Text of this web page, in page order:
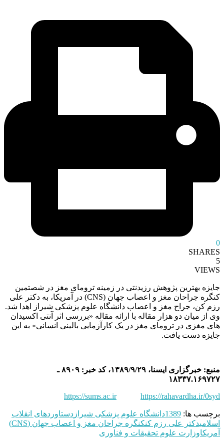
0
SHARES
5
VIEWS
جایزه بهترین پژوهش رزیدنتی در زمینه ترومای مغز در شصتمین
کنگره جراحان مغز و اعصاب جهان (CNS) در آمریکا، به دکتر علی
رزم کن، جراح مغز و اعصاب دانشگاه علوم پزشکی شیراز اهدا شد.
وی از میان دو هزار مقاله با ارائه مقاله «بررسی اثر آنتی اکسیدان
های مغزی در ترومای مغز در یک کارآزمایی بالینی انسانی» به این
جایزه دست یافت.
منبع: خبرگزاری ایسنا، ۱۳۸۹/۹/۲۹، کد خبر: ۸۹۰۹ ـ
۱۸۳۳۷.۱۶۹۷۲۷
https://sums.ac.ir
https://rahavardha.ir/0syd
برچسب ها: 1389دانشگاه علوم پزشكی شيراز دستاوردهای انقلاب
اسلامیدکتر علی رزم كن
كنگره جراحان مغز و اعصاب جهان (CNS)
آمريكاوزارت علوم تحقیقات و فناوری